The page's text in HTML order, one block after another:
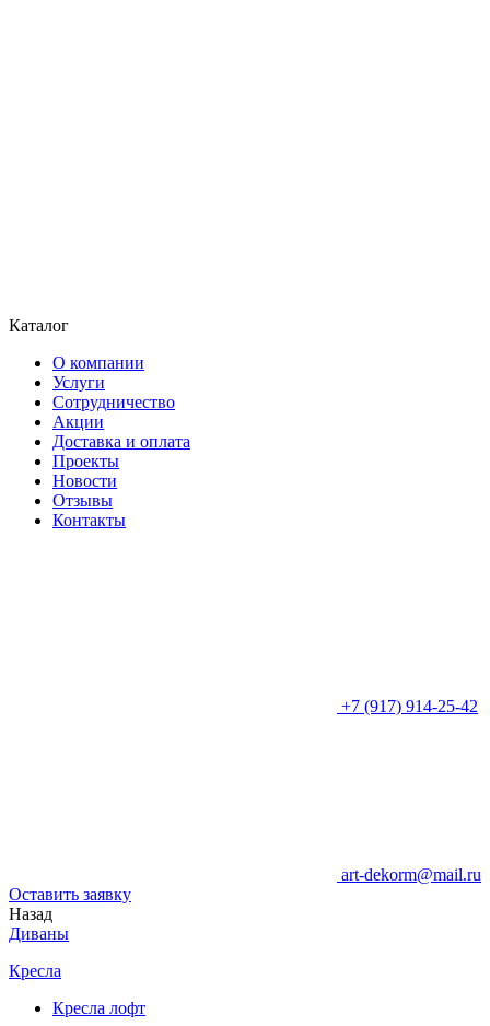
Каталог
О компании
Услуги
Сотрудничество
Акции
Доставка и оплата
Проекты
Новости
Отзывы
Контакты
+7 (917) 914-25-42
art-dekorm@mail.ru
Оставить заявку
Назад
Диваны
Кресла
Кресла лофт